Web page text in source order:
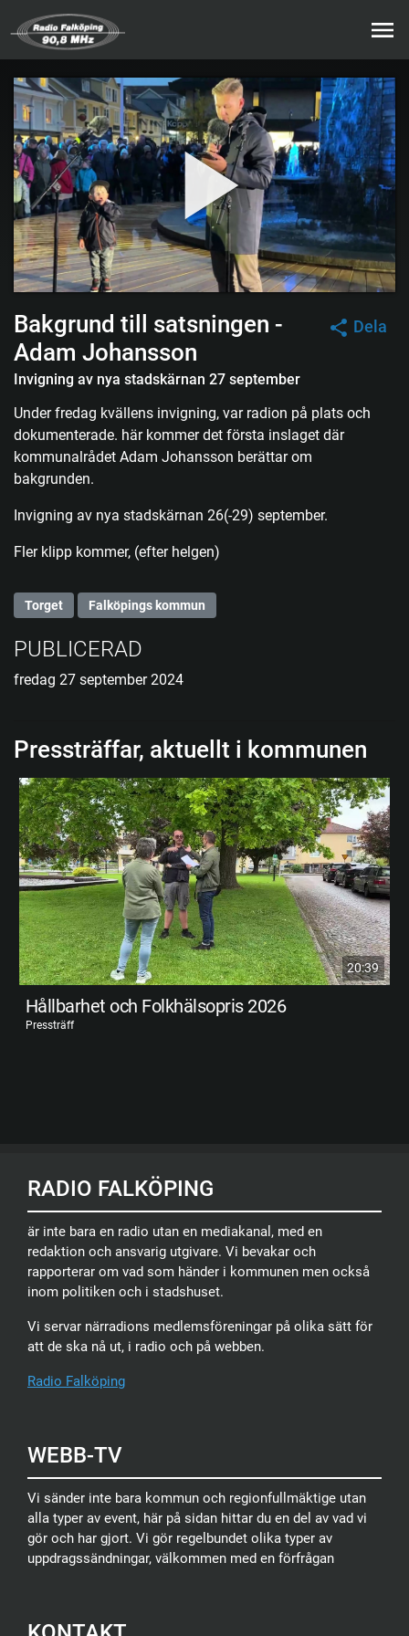
Dela
Bakgrund till satsningen -
Adam Johansson
Invigning av nya stadskärnan 27 september
Under fredag kvällens invigning, var radion på plats och
dokumenterade. här kommer det första inslaget där
kommunalrådet Adam Johansson berättar om
bakgrunden.
Invigning av nya stadskärnan 26(-29) september.
Fler klipp kommer, (efter helgen)
Torget Falköpings kommun
PUBLICERAD
fredag 27 september 2024
Pressträffar, aktuellt i kommunen
20:39
Hållbarhet och Folkhälsopris 2026
Pressträff
RADIO FALKÖPING
är inte bara en radio utan en mediakanal, med en
redaktion och ansvarig utgivare. Vi bevakar och
rapporterar om vad som händer i kommunen men också
inom politiken och i stadshuset.
Vi servar närradions medlemsföreningar på olika sätt för
att de ska nå ut, i radio och på webben.
Radio Falköping
WEBB-TV
Vi sänder inte bara kommun och regionfullmäktige utan
alla typer av event, här på sidan hittar du en del av vad vi
gör och har gjort. Vi gör regelbundet olika typer av
uppdragssändningar, välkommen med en förfrågan